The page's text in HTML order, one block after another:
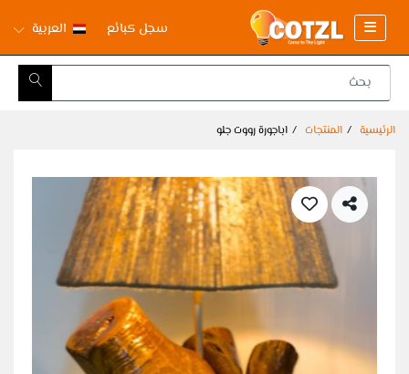
سجل كبائع العربية
الرئيسية المنتجات اباجورة رووت جلو